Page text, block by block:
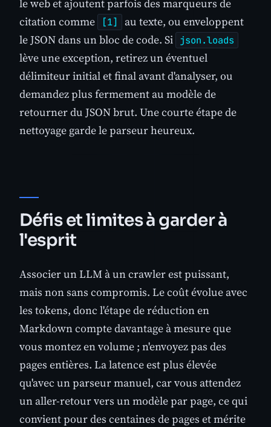
le web et ajoutent parfois des marqueurs de
citation comme
[1]
au texte, ou enveloppent
le JSON dans un bloc de code. Si json.loads
lève une exception, retirez un éventuel
délimiteur initial et final avant d'analyser, ou
demandez plus fermement au modèle de
retourner du JSON brut. Une courte étape de
nettoyage garde le parseur heureux.
Défis et limites à garder à
l'esprit
Associer un LLM à un crawler est puissant,
mais non sans compromis. Le coût évolue avec
les tokens, donc l'étape de réduction en
Markdown compte davantage à mesure que
vous montez en volume ; n'envoyez pas des
pages entières. La latence est plus élevée
qu'avec un parseur manuel, car vous attendez
un aller-retour vers un modèle par page, ce qui
convient pour des centaines de pages et mérite